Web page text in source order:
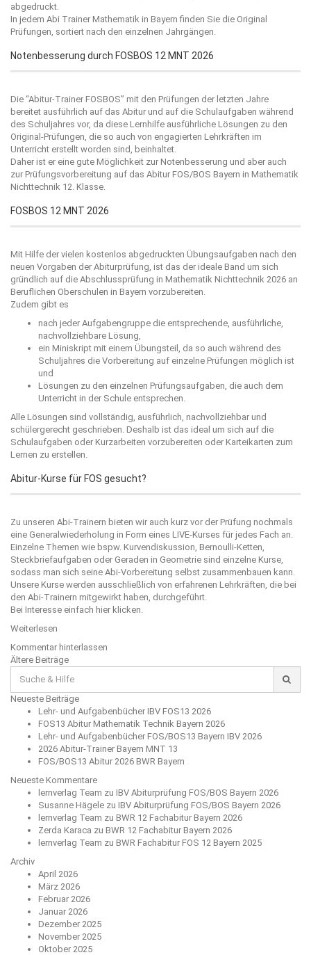
abgedruckt.
In jedem Abi Trainer Mathematik in Bayern finden Sie die Original
Prüfungen, sortiert nach den einzelnen Jahrgängen.
Notenbesserung durch FOSBOS 12 MNT 2026
Die “Abitur-Trainer FOSBOS” mit den Prüfungen der letzten Jahre
bereitet ausführlich auf das Abitur und auf die Schulaufgaben während
des Schuljahres vor, da diese Lernhilfe ausführliche Lösungen zu den
Original-Prüfungen, die so auch von engagierten Lehrkräften im
Unterricht erstellt worden sind, beinhaltet.
Daher ist er eine gute Möglichkeit zur Notenbesserung und aber auch
zur Prüfungsvorbereitung auf das Abitur FOS/BOS Bayern in Mathematik
Nichttechnik 12. Klasse.
FOSBOS 12 MNT 2026
Mit Hilfe der vielen kostenlos abgedruckten Übungsaufgaben nach den
neuen Vorgaben der Abiturprüfung, ist das der ideale Band um sich
gründlich auf die Abschlussprüfung in Mathematik Nichttechnik 2026 an
Beruflichen Oberschulen in Bayern vorzubereiten.
Zudem gibt es
nach jeder Aufgabengruppe die entsprechende, ausführliche,
nachvollziehbare Lösung,
ein Miniskript mit einem Übungsteil, da so auch während des
Schuljahres die Vorbereitung auf einzelne Prüfungen möglich ist
und
Lösungen zu den einzelnen Prüfungsaufgaben, die auch dem
Unterricht in der Schule entsprechen.
Alle Lösungen sind vollständig, ausführlich, nachvollziehbar und
schülergerecht geschrieben. Deshalb ist das ideal um sich auf die
Schulaufgaben oder Kurzarbeiten vorzubereiten oder Karteikarten zum
Lernen zu erstellen.
Abitur-Kurse für FOS gesucht?
Zu unseren Abi-Trainern bieten wir auch kurz vor der Prüfung nochmals
eine Generalwiederholung in Form eines LIVE-Kurses für jedes Fach an.
Einzelne Themen wie bspw. Kurvendiskussion, Bernoulli-Ketten,
Steckbriefaufgaben oder Geraden in Geometrie sind einzelne Kurse,
sodass man sich seine Abi-Vorbereitung selbst zusammenbauen kann.
Unsere Kurse werden ausschließlich von erfahrenen Lehrkräften, die bei
den Abi-Trainern mitgewirkt haben, durchgeführt.
Bei Interesse einfach hier klicken.
Weiterlesen
Kommentar hinterlassen
Beitragsnavigation
Ältere Beiträge
für:
Neueste Beiträge
Lehr- und Aufgabenbücher IBV FOS13 2026
FOS13 Abitur Mathematik Technik Bayern 2026
Lehr- und Aufgabenbücher FOS/BOS13 Bayern IBV 2026
2026 Abitur-Trainer Bayern MNT 13
FOS/BOS13 Abitur 2026 BWR Bayern
Neueste Kommentare
lernverlag Team zu IBV Abiturprüfung FOS/BOS Bayern 2026
Susanne Hägele zu IBV Abiturprüfung FOS/BOS Bayern 2026
lernverlag Team zu BWR 12 Fachabitur Bayern 2026
Zerda Karaca zu BWR 12 Fachabitur Bayern 2026
lernverlag Team zu BWR Fachabitur FOS 12 Bayern 2025
Archiv
April 2026
März 2026
Februar 2026
Januar 2026
Dezember 2025
November 2025
Oktober 2025